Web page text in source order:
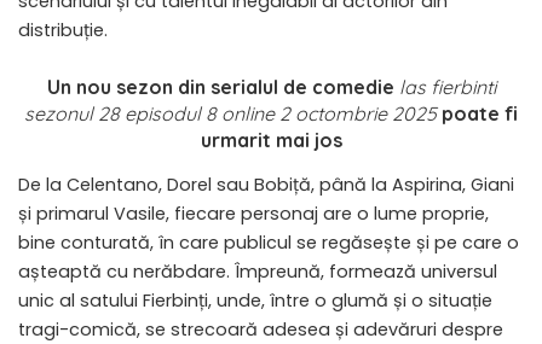
distribuție.
Un nou sezon din serialul de comedie las fierbinti
sezonul 28 episodul 8 online 2 octombrie 2025poate fi
urmarit mai jos
De la Celentano, Dorel sau Bobiță, până la Aspirina, Giani
și primarul Vasile, fiecare personaj are o lume proprie,
bine conturată, în care publicul se regăsește și pe care o
așteaptă cu nerăbdare. Împreună, formează universul
unic al satului Fierbinți, unde, între o glumă și o situație
tragi-comică, se strecoară adesea și adevăruri despre